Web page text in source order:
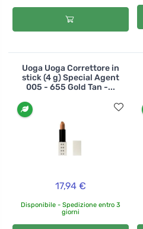
Uoga Uoga Correttore in
stick (4 g) Special Agent
005 - 655 Gold Tan -...
17,94 €
Disponibile - Spedizione entro 3
giorni